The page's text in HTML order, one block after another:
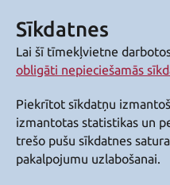
Sīkdatnes
Lai šī tīmekļvietne
obligāti nepieciešamās
Piekrītot sīkdatņu
izmantotas statistikas un
trešo pušu sīkdatnes
pakalpojumu uzlabošanai.